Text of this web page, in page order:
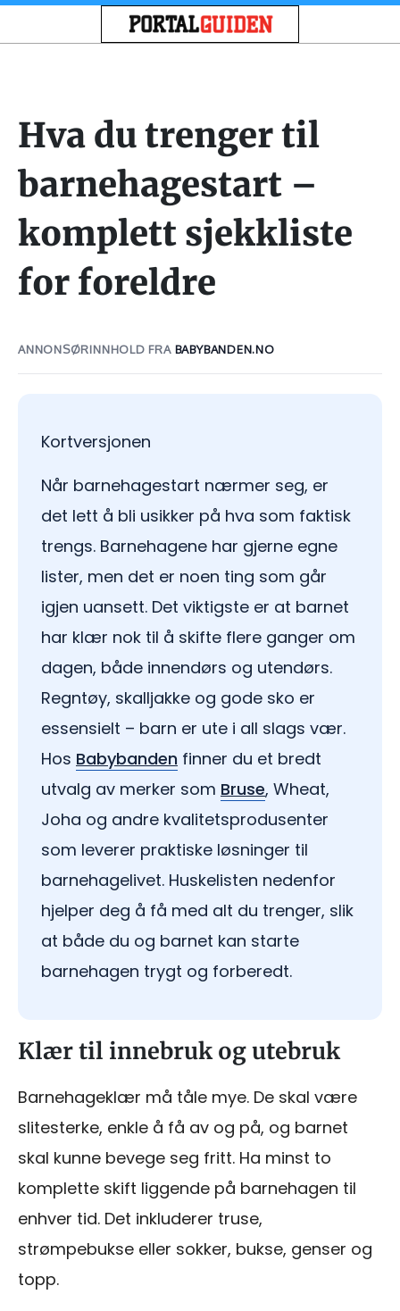
Hva du trenger til
barnehagestart –
komplett sjekkliste
for foreldre
ANNONSØRINNHOLD FRA BABYBANDEN.NO
Kortversjonen
Når barnehagestart nærmer seg, er
det lett å bli usikker på hva som faktisk
trengs. Barnehagene har gjerne egne
lister, men det er noen ting som går
igjen uansett. Det viktigste er at barnet
har klær nok til å skifte flere ganger om
dagen, både innendørs og utendørs.
Regntøy, skalljakke og gode sko er
essensielt – barn er ute i all slags vær.
Hos Babybanden finner du et bredt
utvalg av merker som Bruse, Wheat,
Joha og andre kvalitetsprodusenter
som leverer praktiske løsninger til
barnehagelivet. Huskelisten nedenfor
hjelper deg å få med alt du trenger, slik
at både du og barnet kan starte
barnehagen trygt og forberedt.
Klær til innebruk og utebruk
Barnehageklær må tåle mye. De skal være
slitesterke, enkle å få av og på, og barnet
skal kunne bevege seg fritt. Ha minst to
komplette skift liggende på barnehagen til
enhver tid. Det inkluderer truse,
strømpebukse eller sokker, bukse, genser og
topp.